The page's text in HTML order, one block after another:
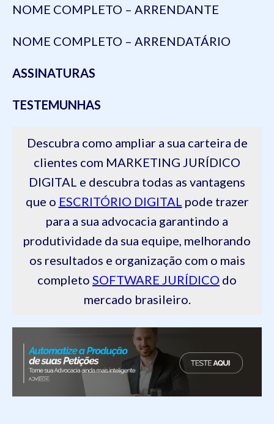
NOME COMPLETO – ARRENDANTE
NOME COMPLETO – ARRENDATÁRIO
ASSINATURAS
TESTEMUNHAS
Descubra como ampliar a sua carteira de
clientes com MARKETING JURÍDICO
DIGITAL e descubra todas as vantagens
que o ESCRITÓRIO DIGITAL pode trazer
para a sua advocacia garantindo a
produtividade da sua equipe, melhorando
os resultados e organização com o mais
completo SOFTWARE JURÍDICO do
mercado brasileiro.